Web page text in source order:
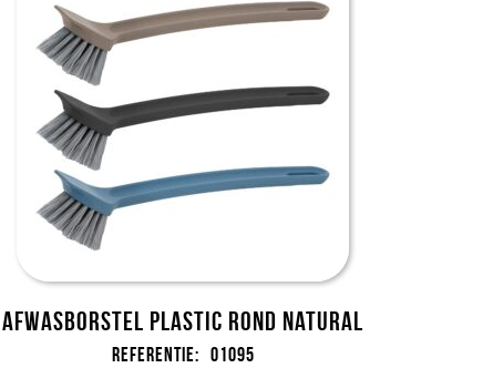
Afwasborstel plastic rond NATURAL
Referentie: 01095